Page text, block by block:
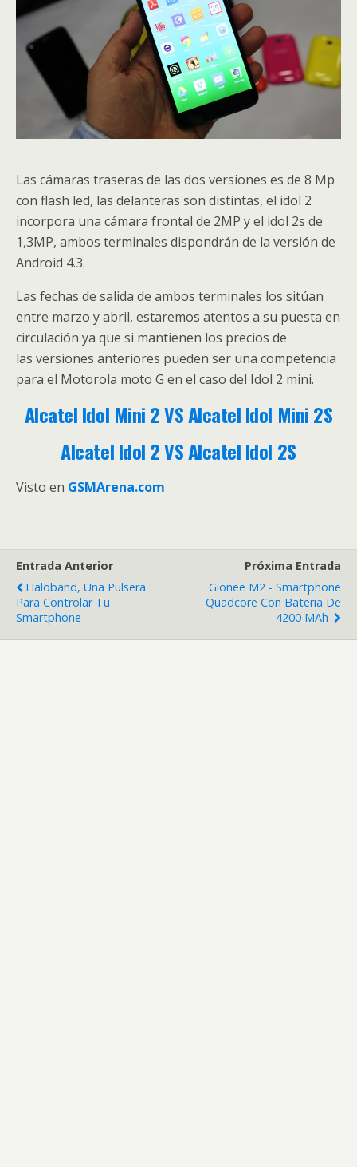
Las cámaras traseras de las dos versiones es de 8 Mp
con flash led, las delanteras son distintas, el idol 2
incorpora una cámara frontal de 2MP y el idol 2s de
1,3MP, ambos terminales dispondrán de la versión de
Android 4.3.
Las fechas de salida de ambos terminales los sitúan
entre marzo y abril, estaremos atentos a su puesta en
circulación ya que si mantienen los precios de
las versiones anteriores pueden ser una competencia
para el Motorola moto G en el caso del Idol 2 mini.
Alcatel Idol Mini 2 VS Alcatel Idol Mini 2S
Alcatel Idol 2 VS Alcatel Idol 2S
Visto en GSMArena.com
Entrada Anterior
Haloband, Una Pulsera
Para Controlar Tu
Smartphone
Próxima Entrada
Gionee M2 - Smartphone
Quadcore Con Bateria De
4200 MAh